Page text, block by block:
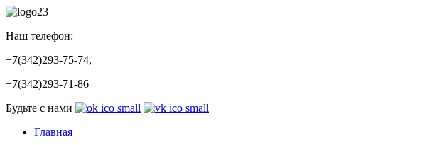
Наш телефон:
+7(342)293-75-74,
+7(342)293-71-86
Будьте с нами
Главная